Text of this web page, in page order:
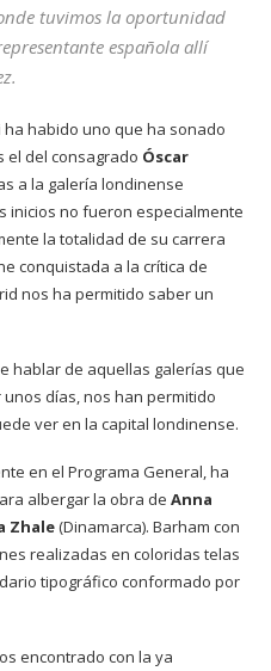
tuvimos la oportunidad
española allí
habido uno que ha sonado
el del consagrado Óscar
a la galería londinense
inicios no fueron especialmente
la totalidad de su carrera
conquistada a la crítica de
nos ha permitido saber un
hablar de aquellas galerías que
días, nos han permitido
ver en la capital londinense.
en el Programa General, ha
albergar la obra de Anna
Zhale(Dinamarca). Barham con
realizadas en coloridas telas
tipográfico conformado por
encontrado con la ya